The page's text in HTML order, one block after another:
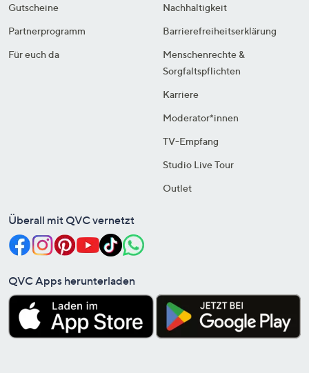
Gutscheine
Partnerprogramm
Für euch da
Nachhaltigkeit
Barrierefreiheitserklärung
Menschenrechte &
Sorgfaltspflichten
Karriere
Moderator*innen
TV-Empfang
Studio Live Tour
Outlet
Überall mit QVC vernetzt
QVC Apps herunterladen